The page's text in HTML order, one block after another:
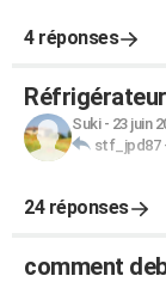
4 réponses
Suki- 23 juin
stf_jpd87
24 réponses
comment